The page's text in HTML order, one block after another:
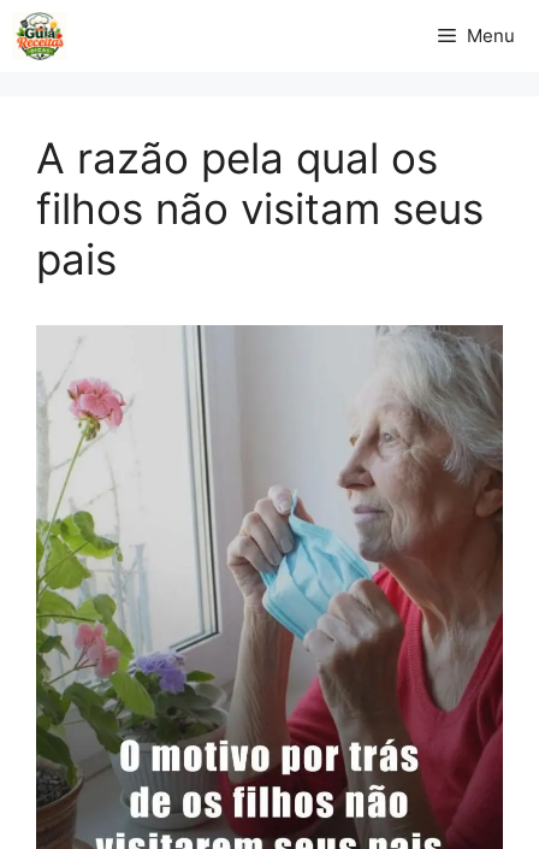
Pular
para
Menu
A razão pela qual os
filhos não visitam seus
pais